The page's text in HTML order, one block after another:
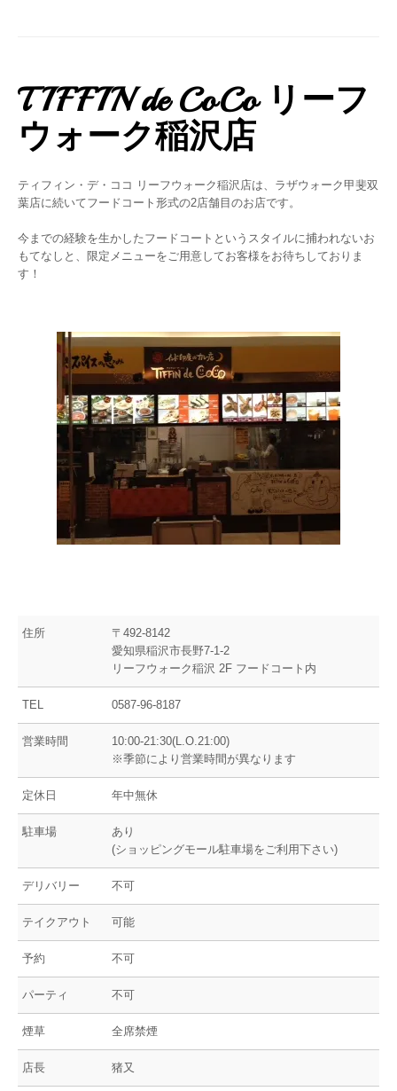
TIFFIN de CoCo リーフ
ウォーク稲沢店
ティフィン・デ・ココ リーフウォーク稲沢店は、ラザウォーク甲斐双
葉店に続いてフードコート形式の2店舗目のお店です。
今までの経験を生かしたフードコートというスタイルに捕われないお
もてなしと、限定メニューをご用意してお客様をお待ちしておりま
す！
住所
〒492-8142
愛知県稲沢市長野7-1-2
リーフウォーク稲沢 2F フードコート内
TEL 0587-96-8187
営業時間
10:00-21:30(L.O.21:00)
※季節により営業時間が異なります
定休日 年中無休
駐車場
あり
(ショッピングモール駐車場をご利用下さい)
デリバリー 不可
テイクアウト 可能
予約 不可
パーティ 不可
煙草 全席禁煙
店長 猪又